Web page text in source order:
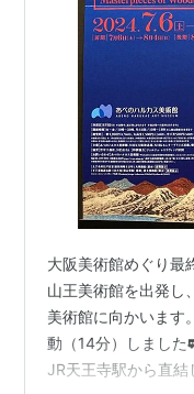
大阪美術館めぐり最
山王美術館を出発し
美術館に向かいます
動（14分）しました
JR天王寺駅から直結